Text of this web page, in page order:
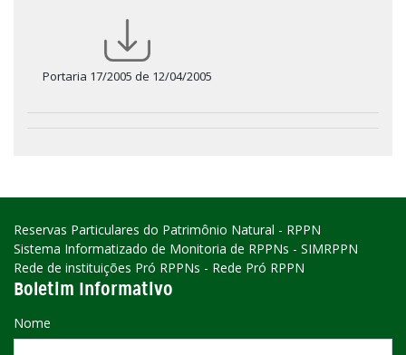
Portaria 17/2005 de 12/04/2005
Reservas Particulares do Patrimônio Natural - RPPN
Sistema Informatizado de Monitoria de RPPNs - SIMRPPN
Rede de instituições Pró RPPNs - Rede Pró RPPN
Boletim Informativo
Nome